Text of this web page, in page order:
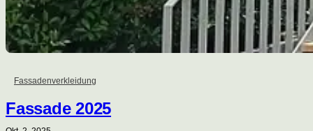
Fassadenverkleidung
Fassade 2025